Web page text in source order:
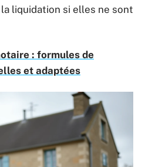
liquidation si elles ne sont
: formules de
et adaptées